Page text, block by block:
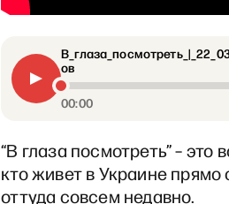
ов
00:00
“В глаза посмотреть” –
кто живет в Украине
оттуда совсем недавно.